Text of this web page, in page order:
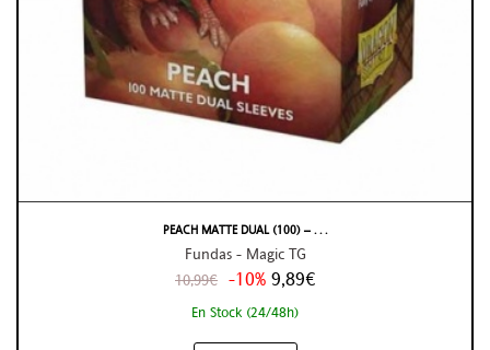
PEACH MATTE DUAL (100) – . . .
Fundas - Magic TG
10,99€ -10% 9,89€
En Stock (24/48h)